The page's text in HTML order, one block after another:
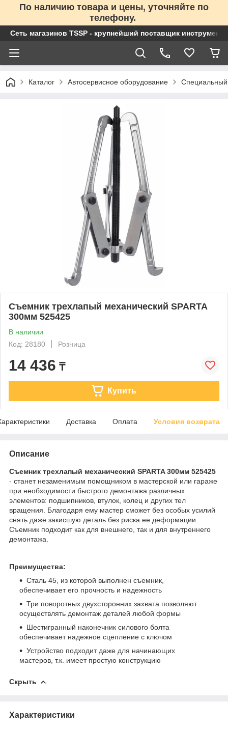
По наличию товара и цены, уточняйте по
телефону.
Сеть магазинов TSSP - крупнейший поставщик
Каталог Автосервисное оборудование Специальный
Съемник трехлапый механический SPARTA
300мм 525425
В наличии
Код: 28180
Розница
14 436 ₸
Купить
Доставка Оплата Условия возврата
Описание
Съемник трехлапый механический SPARTA 300мм 525425
- станет незаменимым помощником в мастерской или гараже
при необходимости быстрого демонтажа различных
элементов: подшипников, втулок, колец и других тел
вращения. Благодаря ему мастер сможет без особых усилий
снять даже закисшую деталь без риска ее деформации.
Съемник подходит как для внешнего, так и для внутреннего
демонтажа.
Преимущества:
Сталь 45, из которой выполнен съемник,
обеспечивает его прочность и надежность
Три поворотных двухсторонних захвата позволяют
осуществлять демонтаж деталей любой формы
Шестигранный наконечник силового болта
обеспечивает надежное сцепление с ключом
Устройство подходит даже для начинающих
мастеров, т.к. имеет простую конструкцию
Скрыть
Характеристики